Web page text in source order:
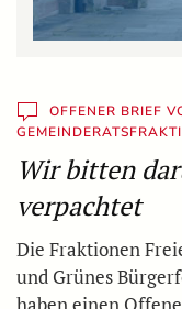
OFFENER BRIEF
Wir bitten
verpachtet
Die Fraktionen
und Grünes
haben einen